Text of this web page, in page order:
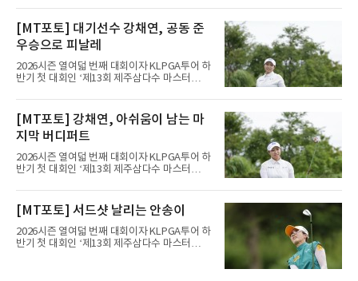
위를 뛰어넘는 최고 성적을 냈다. 당시 그는
2022년 출범한 LIV 골프에서
10일(한국시간) 미국 노스캐롤라이나주 그린즈
버러의 세지필드 컨트리클럽(파70)에서 열린 최
종 4라운드에서 버디 3개를 잡았으나 보기 1개
와 더블보기 1개가 나오며 이븐파 70타에 그쳤
다. 최종 합계 15언더파 265타로 해리 홀(잉글랜
드)과 공동 5위였다. 우승자 마이클 브레넌(미국
·22언더파 258타)과는 7타 차다.기회는 있었다.
에 1타 뒤진 3위로 시즌 2승을 노렸다. 그러나 마
지막 날 타수를 줄이지 못하며
[MT포토] 대기선수 강채연, 공동 준
우승으로 피날레
2026시즌 열여덟 번째 대회이자 KLPGA투어 하
반기 첫 대회인 ‘제13회 제주삼다수 마스터
제주도 서귀포시에 위치한 테디밸리 골프앤리조
트(파72/6,767야드)에서 열렸다.9일 최종라운
드 경기가 펼쳐졌다.강채연이 18번 홀에서 경기
하고 있다.
[MT포토] 강채연, 아쉬움이 남는 마
지막 버디퍼트
2026시즌 열여덟 번째 대회이자 KLPGA투어 하
반기 첫 대회인 ‘제13회 제주삼다수 마스터
제주도 서귀포시에 위치한 테디밸리 골프앤리조
트(파72/6,767야드)에서 열렸다.9일 최종라운
드 경기가 펼쳐졌다.강채연이 18번 홀에서 경기
하고 있다.
[MT포토] 서드샷 날리는 안송이
2026시즌 열여덟 번째 대회이자 KLPGA투어 하
반기 첫 대회인 ‘제13회 제주삼다수 마스터